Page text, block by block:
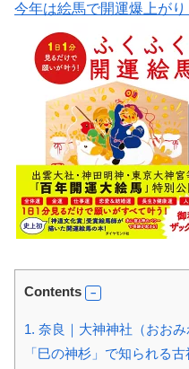
今年は絵馬で開運爆上がり
Contents
1. 奈良｜大神神社（おお
「巳の神杉」で知られる古